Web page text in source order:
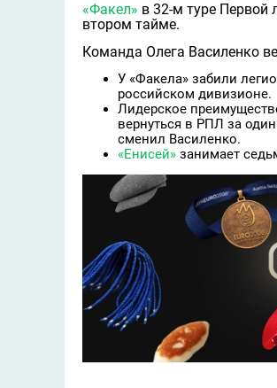
«Факел» в 32-м туре Первой
втором тайме.
Команда Олега Василенко
У «Факела» забили
российском дивизионе.
Лидерское
вернуться в РПЛ за
сменил Василенко.
«Енисей» занимает